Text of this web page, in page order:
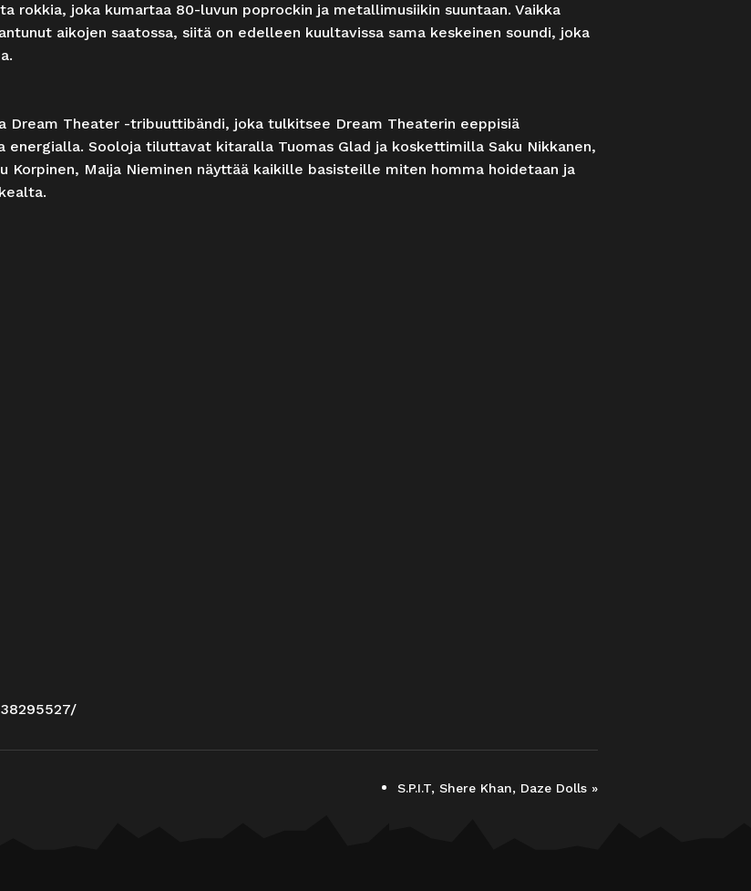
rokkia, joka kumartaa 80-luvun poprockin ja metallimusiikin suuntaan. Vaikka
aikojen saatossa, siitä on edelleen kuultavissa sama keskeinen soundi, joka
Dream Theater -tribuuttibändi, joka tulkitsee Dream Theaterin eeppisiä
Sooloja tiluttavat kitaralla Tuomas Glad ja koskettimilla Saku Nikkanen,
Korpinen, Maija Nieminen näyttää kaikille basisteille miten homma hoidetaan ja
S.P.I.T, Shere Khan, Daze Dolls »